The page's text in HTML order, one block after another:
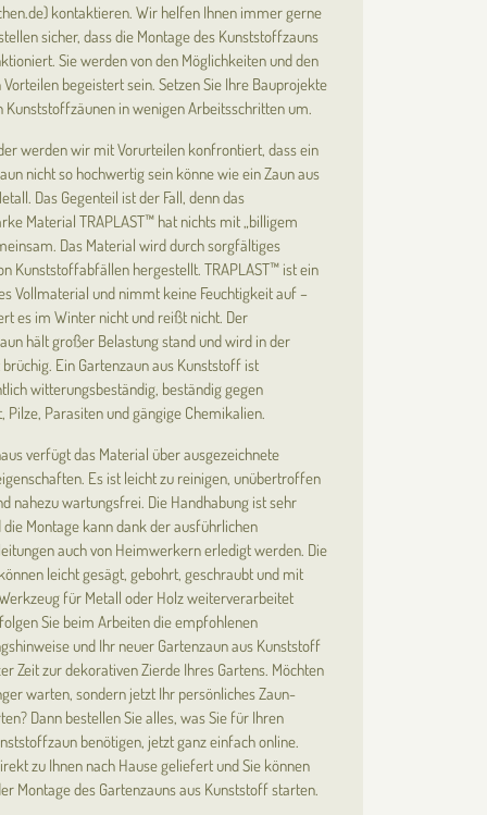
kontaktieren. Wir helfen Ihnen immer gerne
sicher, dass die Montage des Kunststoffzauns
Sie werden von den Möglichkeiten und den
begeistert sein. Setzen Sie Ihre Bauprojekte
Kunststoffzäunen in wenigen Arbeitsschritten um.
werden wir mit Vorurteilen konfrontiert, dass ein
nicht so hochwertig sein könne wie ein Zaun aus
Das Gegenteil ist der Fall, denn das
Material TRAPLAST™ hat nichts mit „billigem
Das Material wird durch sorgfältiges
Kunststoffabfällen hergestellt. TRAPLAST™ ist ein
Vollmaterial und nimmt keine Feuchtigkeit auf –
es im Winter nicht und reißt nicht. Der
hält großer Belastung stand und wird in der
Ein Gartenzaun aus Kunststoff ist
witterungsbeständig, beständig gegen
Pilze, Parasiten und gängige Chemikalien.
verfügt das Material über ausgezeichnete
Es ist leicht zu reinigen, unübertroffen
nahezu wartungsfrei. Die Handhabung ist sehr
Montage kann dank der ausführlichen
auch von Heimwerkern erledigt werden. Die
leicht gesägt, gebohrt, geschraubt und mit
für Metall oder Holz weiterverarbeitet
Sie beim Arbeiten die empfohlenen
und Ihr neuer Gartenzaun aus Kunststoff
Zeit zur dekorativen Zierde Ihres Gartens. Möchten
warten, sondern jetzt Ihr persönliches Zaun-
Dann bestellen Sie alles, was Sie für Ihren
benötigen, jetzt ganz einfach online.
zu Ihnen nach Hause geliefert und Sie können
Montage des Gartenzauns aus Kunststoff starten.